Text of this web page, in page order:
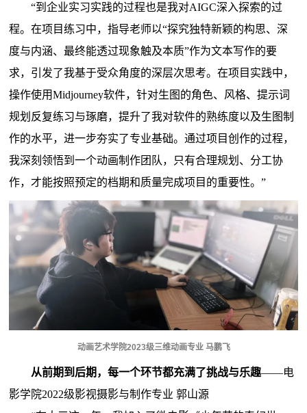
“到企业实习实践的过程也是我对AIGC深入探索的过
程。在项目练习中，指导老师以“探究独特新颖的构思、深
度与内涵、最终能透过现象触及本质”作为文本写作的要
求，引发了我基于受众角度的深层次思考。在项目实践中，
操作使用Midjourney软件，针对生图的角色、风格、提示词
规划反复练习与琢磨，提升了我对软件的熟练度以及生图制
作的水平，进一步夯实了专业基础。通过项目创作的过程，
我深刻领悟到一个动画制作团队，只有合理规划、分工协
作，才能按照预定的档期和质量完成项目的重要性。”
动画艺术学院2023级三维动画专业 马鹏飞
从前期到后期，每一个环节都充满了挑战与乐趣——电
影学院2022级影视摄影与制作专业 郭山源